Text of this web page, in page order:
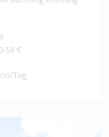
58 €
Tag